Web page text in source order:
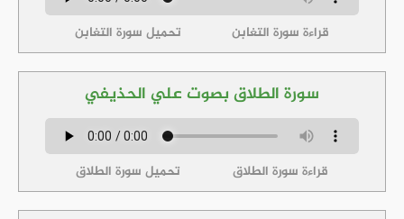
قراءة سورة التغابن تحميل سورة التغابن
سورة الطلاق بصوت علي الحذيفي
قراءة سورة الطلاق تحميل سورة الطلاق